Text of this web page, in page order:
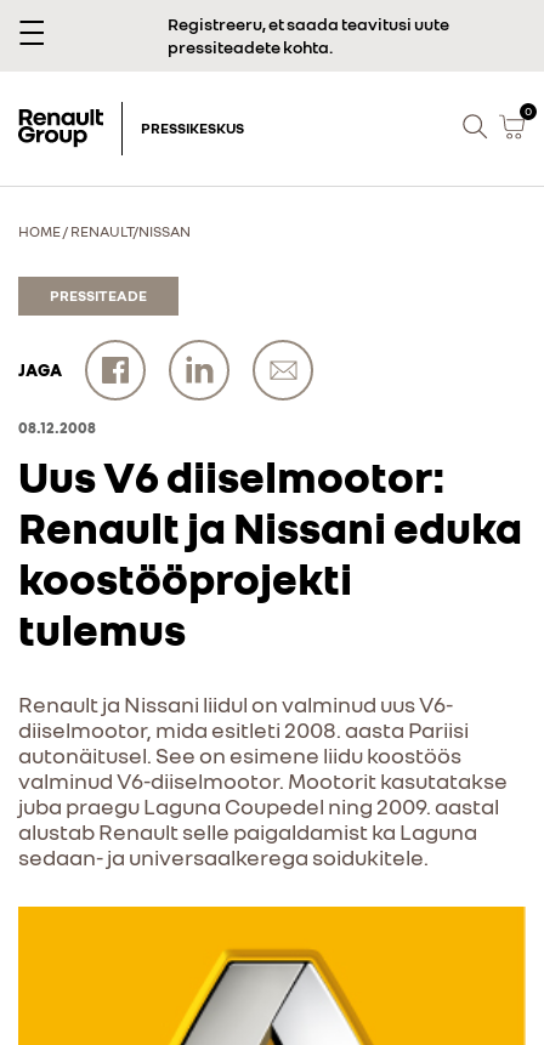
Registreeru, et saada teavitusi uute
pressiteadete kohta.
PRESSIKESKUS
0
HOME/ RENAULT/NISSAN
PRESSITEADE
JAGA
08.12.2008
Uus V6 diiselmootor:
Renault ja Nissani eduka
koostööprojekti
tulemus
Renault ja Nissani liidul on valminud uus V6-
diiselmootor, mida esitleti 2008. aasta Pariisi
autonäitusel. See on esimene liidu koostöös
valminud V6-diiselmootor. Mootorit kasutatakse
juba praegu Laguna Coupedel ning 2009. aastal
alustab Renault selle paigaldamist ka Laguna
sedaan- ja universaalkerega soidukitele.